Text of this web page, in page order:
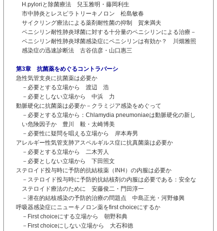
H.pyloriと除菌療法 兒玉雅明・藤岡利生
市中肺炎とレスピラトリーキノロン 松島敏春
サイクリング療法による薬剤耐性菌の抑制 賀来満夫
ペニシリン耐性肺炎球菌に対する十分量のペニシリンによる治療－
ペニシリン耐性肺炎球菌感染症にペニシリンは有効か？ 川畑雅照
感染症の迅速診断法 古谷信彦・山口惠三
第3章 抗菌薬をめぐるコントラバーシ
急性気管支炎に抗菌薬は必要か
－必要とする立場から 渡辺 浩
－必要としない立場から 中浜 力
動脈硬化に抗菌薬は必要か－クラミジア感染をめぐって
－必要とする立場から：Chlamydia pneumoniaeは動脈硬化の新し
い危険因子か 豊川 毅・太崎博美
－必要性に疑問を唱える立場から 岸本寿男
アレルギー性気管支肺アスペルギルス症に抗真菌薬は必要か
－必要とする立場から 二木芳人
－必要としない立場から 下田照文
ステロイド投与時に予防的抗結核薬（INH）の内服は必要か
－ステロイド投与時に予防的抗結核剤の内服は必要である：安全な
ステロイド療法のために 安藤俊二・門田淳一
－潜在的結核感染の予防的治療の問題点 中島正光・河野修興
呼吸器感染症にニューキノロン薬をfirst choiceにするか
－First choiceにする立場から 朝野和典
－First choiceにしない立場から 大石和徳